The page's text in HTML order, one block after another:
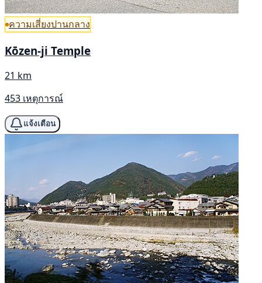
ความเสี่ยงปานกลาง
Kōzen-ji Temple
21 km
453 เหตุการณ์
แจ้งเตือน